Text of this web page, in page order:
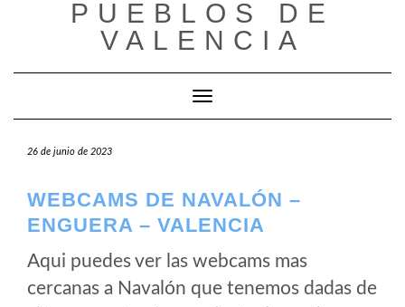
PUEBLOS DE
VALENCIA
Cambiar modo de navegación
26 de junio de 2023
WEBCAMS DE NAVALÓN –
ENGUERA – VALENCIA
Aqui puedes ver las webcams mas
cercanas a Navalón que tenemos dadas de